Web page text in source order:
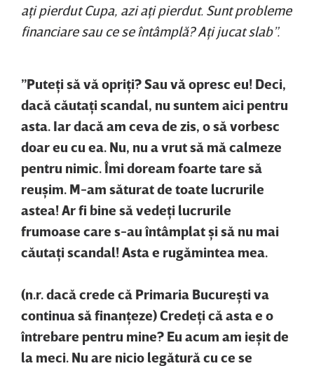
aţi pierdut Cupa, azi aţi pierdut. Sunt probleme
financiare sau ce se întâmplă? Aţi jucat slab”.
”Puteţi să vă opriţi? Sau vă opresc eu! Deci,
dacă căutaţi scandal, nu suntem aici pentru
asta. Iar dacă am ceva de zis, o să vorbesc
doar eu cu ea. Nu, nu a vrut să mă calmeze
pentru nimic. Îmi doream foarte tare să
reuşim. M-am săturat de toate lucrurile
astea! Ar fi bine să vedeţi lucrurile
frumoase care s-au întâmplat şi să nu mai
căutaţi scandal! Asta e rugămintea mea.
(n.r. dacă crede că Primaria Bucureşti va
continua să finanţeze) Credeţi că asta e o
întrebare pentru mine? Eu acum am ieşit de
la meci. Nu are nicio legătură cu ce se